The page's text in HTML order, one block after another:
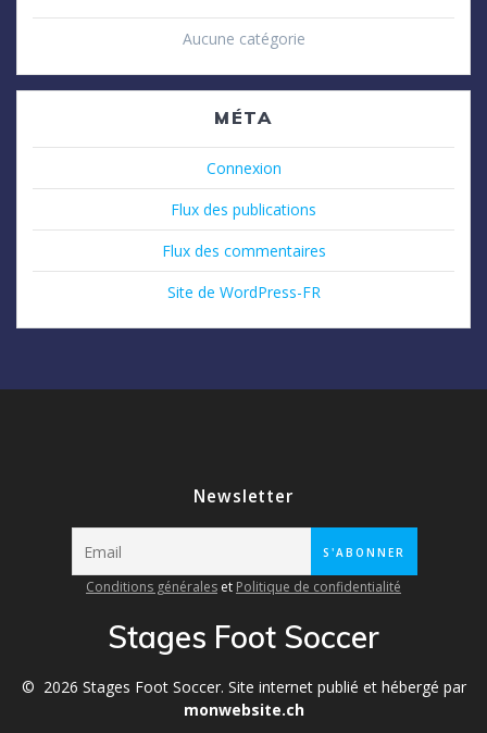
Aucune catégorie
MÉTA
Connexion
Flux des publications
Flux des commentaires
Site de WordPress-FR
Newsletter
Conditions générales et Politique de confidentialité
Stages Foot Soccer
© 2026 Stages Foot Soccer. Site internet publié et hébergé par
monwebsite.ch